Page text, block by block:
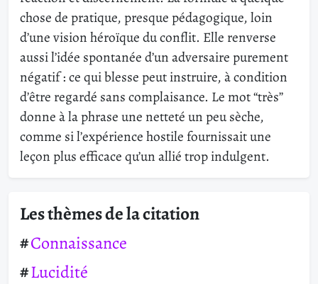
chose de pratique, presque pédagogique, loin
d’une vision héroïque du conflit. Elle renverse
aussi l’idée spontanée d’un adversaire purement
négatif : ce qui blesse peut instruire, à condition
d’être regardé sans complaisance. Le mot “très”
donne à la phrase une netteté un peu sèche,
comme si l’expérience hostile fournissait une
leçon plus efficace qu’un allié trop indulgent.
Les thèmes de la citation
Connaissance
Lucidité